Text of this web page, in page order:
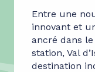
Entre une
innovant et
ancré dans
station, Val
destination